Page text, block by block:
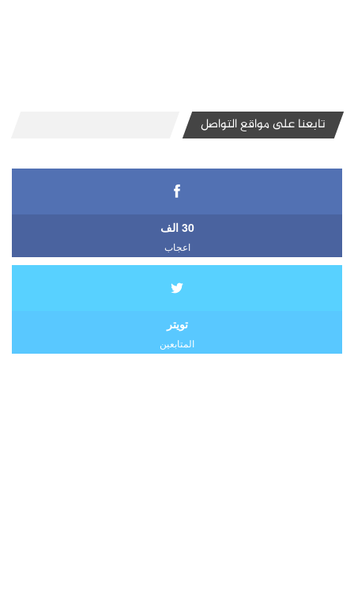
تابعنا على مواقع التواصل
30 الف
اعجاب
تويتر
المتابعين